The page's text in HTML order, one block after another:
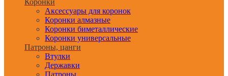
Коронки
Аксессуары для коронок
Коронки алмазные
Коронки биметаллические
Коронки универсальные
Патроны, цанги
Втулки
Державки
Патроны